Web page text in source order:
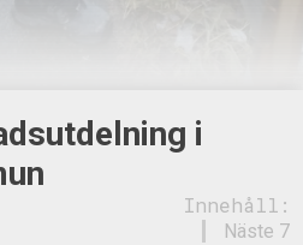
i
Innehåll:
Näste 7